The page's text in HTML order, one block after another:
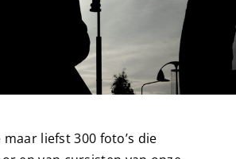
liefst 300 foto’s die